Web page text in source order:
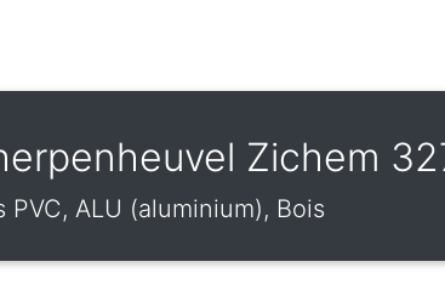
Zichem
PVC, ALU (aluminium), Bois